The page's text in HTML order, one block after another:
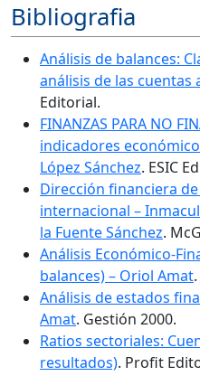
Bibliografia
Análisis de balances:
análisis de las cuentas
Editorial.
FINANZAS PARA NO
indicadores
López Sánchez. ESIC
Dirección financiera
internacional –
la Fuente Sánchez.
Análisis Económico-
balances) – Oriol Amat
Análisis de estados
Amat. Gestión 2000.
Ratios sectoriales:
resultados). Profit